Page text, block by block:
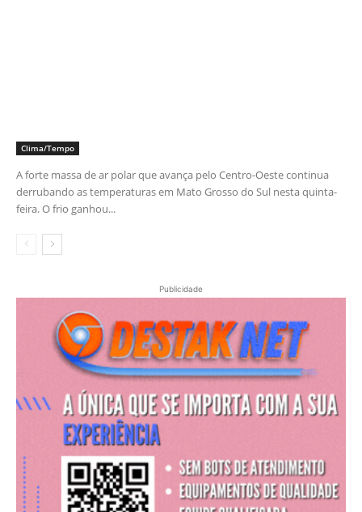
Clima/Tempo
A forte massa de ar polar que avança pelo Centro-Oeste continua
derrubando as temperaturas em Mato Grosso do Sul nesta quinta-
feira. O frio ganhou...
Publicidade